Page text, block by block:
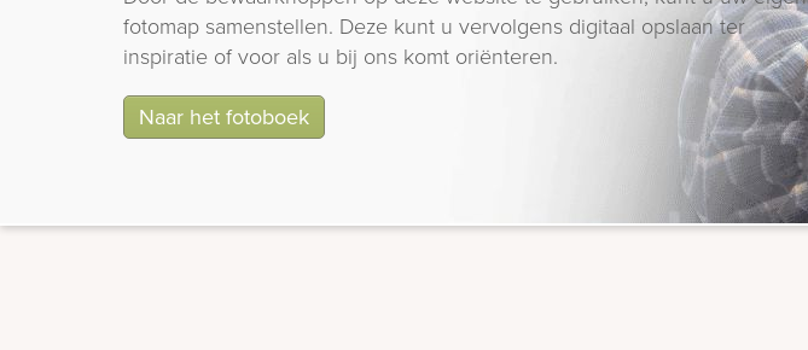
fotomap samenstellen. Deze kunt u vervolgens digitaal opslaan ter
inspiratie of voor als u bij ons komt oriënteren.
Naar het fotoboek